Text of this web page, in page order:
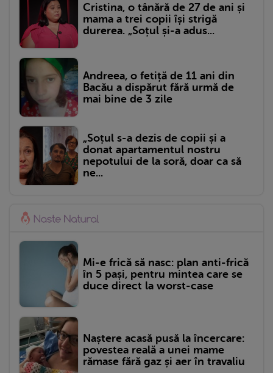
Cristina, o tânără de 27 de ani și
mama a trei copii își strigă
durerea. „Soțul și-a adus...
Andreea, o fetiță de 11 ani din
Bacău a dispărut fără urmă de
mai bine de 3 zile
„Soțul s-a dezis de copii și a
donat apartamentul nostru
nepotului de la soră, doar ca să
ne...
Mi-e frică să nasc: plan anti-frică
în 5 pași, pentru mintea care se
duce direct la worst-case
Naștere acasă pusă la încercare:
povestea reală a unei mame
rămase fără gaz și aer în travaliu